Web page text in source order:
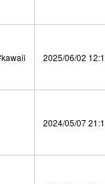
2025/06/02
2024/05/07